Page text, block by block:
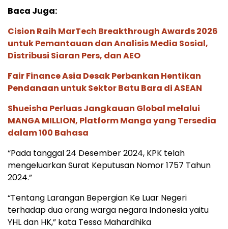
Baca Juga:
Cision Raih MarTech Breakthrough Awards 2026
untuk Pemantauan dan Analisis Media Sosial,
Distribusi Siaran Pers, dan AEO
Fair Finance Asia Desak Perbankan Hentikan
Pendanaan untuk Sektor Batu Bara di ASEAN
Shueisha Perluas Jangkauan Global melalui
MANGA MILLION, Platform Manga yang Tersedia
dalam 100 Bahasa
“Pada tanggal 24 Desember 2024, KPK telah
mengeluarkan Surat Keputusan Nomor 1757 Tahun
2024.”
“Tentang Larangan Bepergian Ke Luar Negeri
terhadap dua orang warga negara Indonesia yaitu
YHL dan HK,” kata Tessa Mahardhika